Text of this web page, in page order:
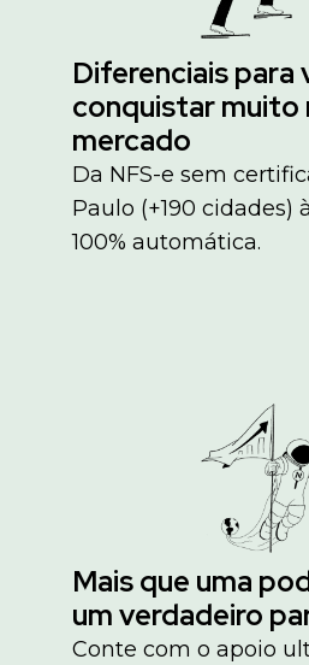
Diferenciais para
conquistar muito
mercado
Da NFS-e sem
Paulo (+190 cidades)
100% automática.
Mais que uma
um verdadeiro
Conte com o apoio